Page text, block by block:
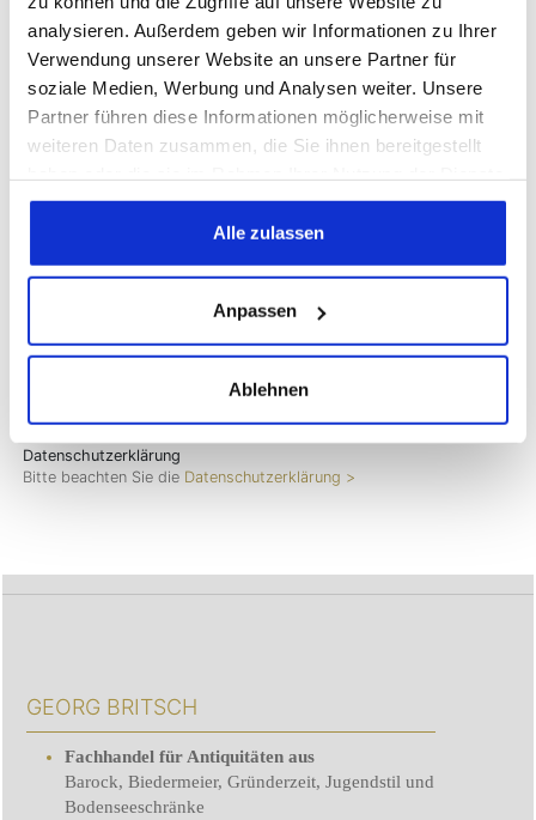
analysieren. Außerdem geben wir Informationen zu Ihrer
Verwendung unserer Website an unsere Partner für
soziale Medien, Werbung und Analysen weiter. Unsere
Partner führen diese Informationen möglicherweise mit
weiteren Daten zusammen, die Sie ihnen bereitgestellt
gesammelt haben.
Alle zulassen
Anpassen
Ablehnen
Holzeinschlag):
gering
Copyright MAXXmarketing GmbH
JoomShopping Download & Support
Anfrage
Direktkontakt:
+49(0)171-7709498
Datenschutzerklärung
Bitte beachten Sie die Datenschutzerklärung >
GEORG BRITSCH
Fachhandel für Antiquitäten aus
Barock, Biedermeier, Gründerzeit, Jugendstil und
Bodenseeschränke